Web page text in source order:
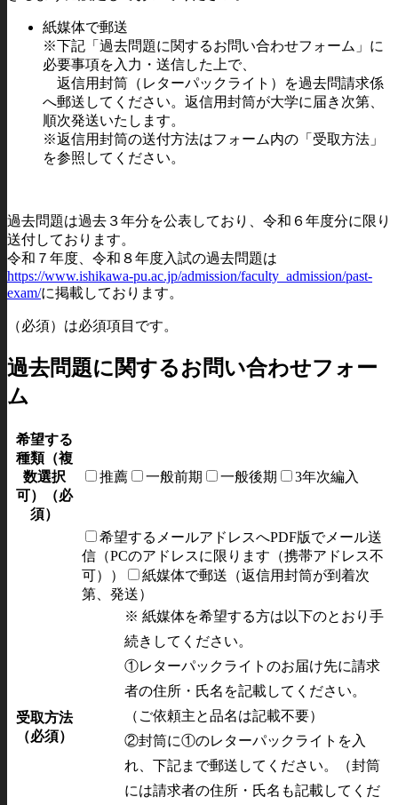
紙媒体で郵送
※下記「過去問題に関するお問い合わせフォーム」に
必要事項を入力・送信した上で、
返信用封筒（レターパックライト）を過去問請求係
へ郵送してください。返信用封筒が大学に届き次第、
順次発送いたします。
※返信用封筒の送付方法はフォーム内の「受取方法」
を参照してください。
過去問題は過去３年分を公表しており、令和６年度分に限り
送付しております。
令和７年度、令和８年度入試の過去問題は
https://www.ishikawa-pu.ac.jp/admission/faculty_admission/past-
exam/に掲載しております。
（必須）は必須項目です。
過去問題に関するお問い合わせフォー
ム
希望する
種類（複
数選択
可）
（必
須）
推薦 一般前期 一般後期 3年次編入
受取方法
（必須）
希望するメールアドレスへPDF版でメール送
信（PCのアドレスに限ります（携帯アドレス不
可））
紙媒体で郵送（返信用封筒が到着次
第、発送）
※ 紙媒体を希望する方は以下のとおり手
続きしてください。
①レターパックライトのお届け先に請求
者の住所・氏名を記載してください。
（ご依頼主と品名は記載不要）
②封筒に①のレターパックライトを入
れ、下記まで郵送してください。（封筒
には請求者の住所・氏名も記載してくだ